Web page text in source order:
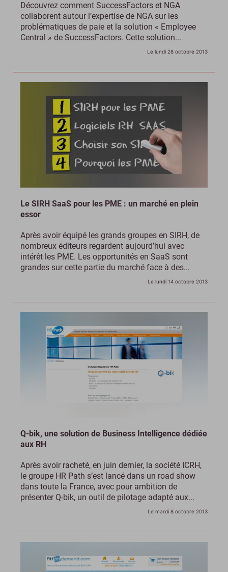
Découvrez comment SuccessFactors et NGA
collaborent autour l’expertise de NGA sur les
problématiques de paie et la solution « Employee
Central » de SuccessFactors. Cette solution...
Le lundi 28 octobre 2013
Le SIRH SaaS pour les PME : un marché en plein
essor
Après avoir équipé les grands groupes en SIRH, de
nombreux éditeurs regardent aujourd’hui avec
intérêt les PME. Les opportunités en SaaS sont
grandes sur cette partie du marché face à des...
Le lundi 14 octobre 2013
Q-bik, une solution de Business Intelligence dédiée
aux RH
Après avoir racheté, en juin dernier, la société ICRH,
le groupe HR Path s’est lancé dans un road show
dans toute la France, avec pour ambition de
présenter Q-bik, un outil de pilotage adapté aux...
Le mardi 8 octobre 2013